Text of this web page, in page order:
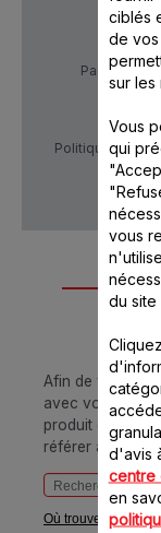
Paiement
Politique de
Afin de vous
avec votre
produit dans la
référer au tableau
Où trouver votre
ciblés
de vos
sur les
Vous
qui
vous
du site
d'avis
centre
en